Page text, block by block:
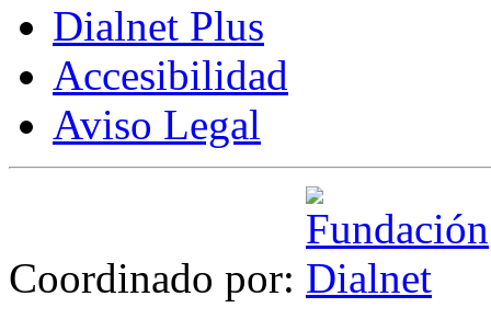
Dialnet Plus
Accesibilidad
Aviso Legal
Coordinado por: